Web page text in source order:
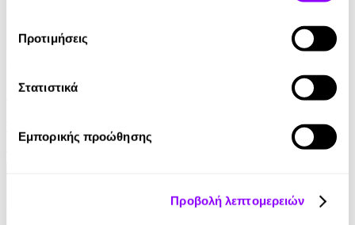
Προτιμήσεις
Στατιστικά
Εμπορικής προώθησης
Προβολή λεπτομερειών
Στο Σπίτι Της